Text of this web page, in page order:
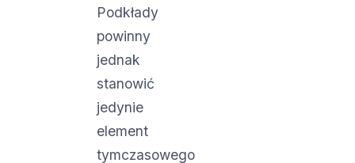
Podkłady
powinny
jednak
stanowić
jedynie
element
tymczasowego